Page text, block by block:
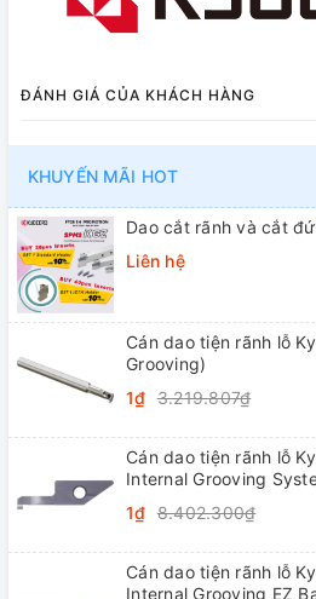
ĐÁNH GIÁ CỦA KHÁCH HÀNG
KHUYẾN MÃI HOT
Dao cắt rãnh và cắt
Liên hệ
Cán dao tiện rãnh lỗ
Grooving)
1₫ 3.219.807₫
Cán dao tiện rãnh lỗ
Internal Grooving
1₫ 8.402.300₫
Cán dao tiện rãnh lỗ
Internal Grooving EZ